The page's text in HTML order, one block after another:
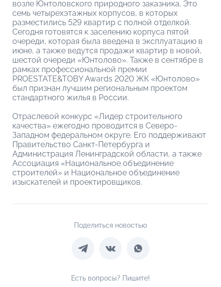
возле Юнтоловского природного заказника. Это
семь четырехэтажных корпусов, в которых
разместились 529 квартир с полной отделкой.
Сегодня готовятся к заселению корпуса пятой
очереди, которая была введена в эксплуатацию в
июне, а также ведутся продажи квартир в новой,
шестой очереди «Юнтолово». Также в сентябре в
рамках профессиональной премии
PROESTATE&TOBY Awards 2020 ЖК «Юнтолово»
был признан лучшим региональным проектом
стандартного жилья в России.
Отраслевой конкурс «Лидер строительного
качества» ежегодно проводится в Северо-
Западном федеральном округе. Его поддерживают
Правительство Санкт-Петербурга и
Администрация Ленинградской области, а также
Ассоциация «Национальное объединение
строителей» и Национальное объединение
изыскателей и проектировщиков.
Поделиться новостью
Есть вопросы? Пишите!